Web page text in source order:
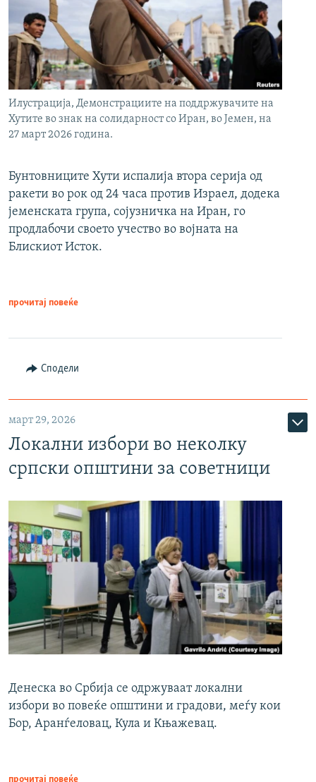
Илустрација, Демонстрациите на поддржувачите на
Хутите во знак на солидарност со Иран, во Јемен, на
27 март 2026 година.
Бунтовниците Хути испалија втора серија од
ракети во рок од 24 часа против Израел, додека
јеменската група, сојузничка на Иран, го
продлабочи своето учество во војната на
Блискиот Исток.
прочитај повеќе
Сподели
март 29, 2026
Локални избори во неколку
српски општини за советници
Денеска во Србија се одржуваат локални
избори во повеќе општини и градови, меѓу кои
Бор, Аранѓеловац, Кула и Књажевац.
прочитај повеќе